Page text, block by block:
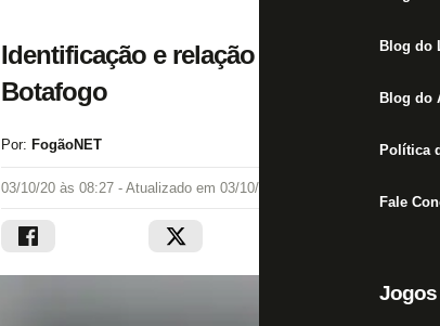
Blog do
Blog do
Política
Fale
Jogos
Identificação e relação com atletas:
Botafogo
Por: FogãoNET
03/10/20 às 08:27 - Atualizado em 03/10/20 às 08:27